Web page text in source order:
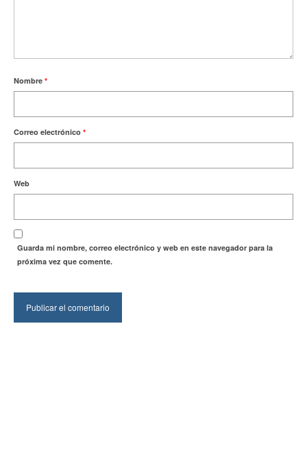
Nombre *
Correo electrónico *
Web
Guarda mi nombre, correo electrónico y web en este navegador para la
próxima vez que comente.